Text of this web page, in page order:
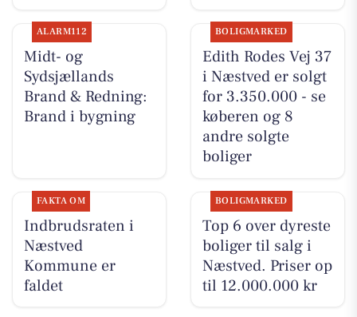
ALARM112
Midt- og
Sydsjællands
Brand & Redning:
Brand i bygning
BOLIGMARKED
Edith Rodes Vej 37
i Næstved er solgt
for 3.350.000 - se
køberen og 8
andre solgte
boliger
FAKTA OM
Indbrudsraten i
Næstved
Kommune er
faldet
BOLIGMARKED
Top 6 over dyreste
boliger til salg i
Næstved. Priser op
til 12.000.000 kr